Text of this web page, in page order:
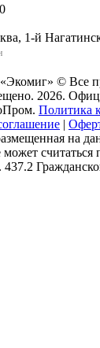
1-й
© Все
2026.
Политика
|
на
может
437.2